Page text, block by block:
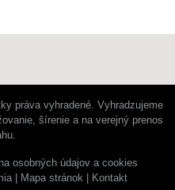
práva vyhradené. Vyhradzujeme
šírenie a na verejný prenos
osobných údajov a cookies
Mapa stránok Kontakt